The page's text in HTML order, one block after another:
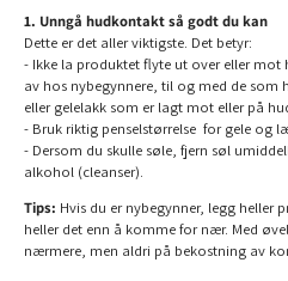
1. Unngå hudkontakt så godt du kan
Dette er det aller viktigste. Det betyr:
- Ikke la produktet flyte ut over eller mot
av hos nybegynnere, til og med de som
eller gelelakk som er lagt mot eller på
- Bruk riktig penselstørrelse for gele og
- Dersom du skulle søle, fjern søl
alkohol (cleanser).
Tips: Hvis du er nybegynner, legg
heller det enn å komme for nær. Med
nærmere, men aldri på bekostning av